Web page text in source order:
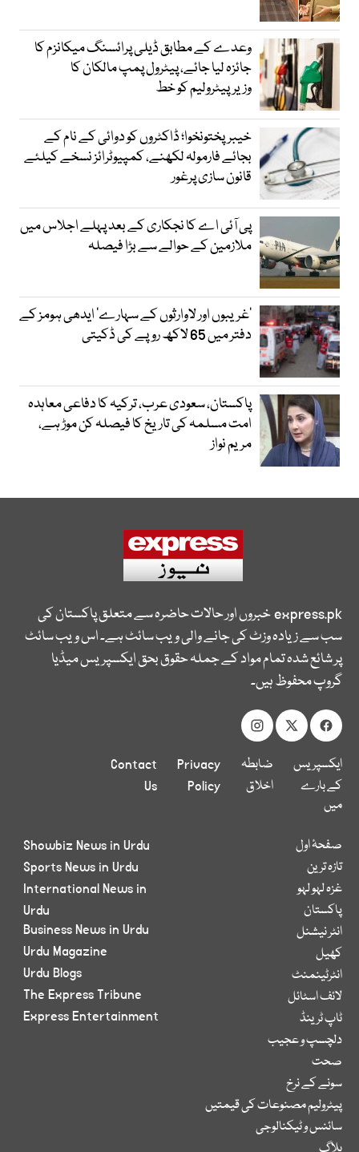
وعدے کے مطابق ڈیلی پرائسنگ میکانزم کا
جائزہ لیا جائے، پیٹرول پمپ مالکان کا
وزیرپیٹرولیم کو خط
خیبرپختونخوا؛ ڈاکٹروں کو دوائی کے نام کے
بجائے فارمولہ لکھنے، کمپیوٹرائز نسخے کیلئے
قانون سازی پرغور
پی آئی اے کا نجکاری کے بعد پہلے اجلاس میں
ملازمین کے حوالے سے بڑا فیصلہ
’غریبوں اور لاوارثوں کے سہارے‘ ایدھی ہومز کے
دفتر میں 65 لاکھ روپے کی ڈکیتی
پاکستان، سعودی عرب، ترکیہ کا دفاعی معاہدہ
امت مسلمہ کی تاریخ کا فیصلہ کن موڑ ہے،
مریم نواز
express.pkخبروں اور حالات حاضرہ سے متعلق پاکستان کی
سب سے زیادہ وزٹ کی جانے والی ویب سائٹ ہے۔ اس ویب سائٹ
پر شائع شدہ تمام مواد کے جملہ حقوق بحق ایکسپریس میڈیا
گروپ محفوظ ہیں۔
ایکسپریس
کے بارے
میں
ضابطہ
اخلاق
Privacy
Policy
Contact
Us
صفحۂ اول
تازہ ترین
غزہ لہو لہو
پاکستان
انٹر نیشنل
کھیل
انٹرٹینمنٹ
لائف اسٹائل
ٹاپ ٹرینڈ
دلچسپ و عجیب
صحت
سونے کے نرخ
پیٹرولیم مصنوعات کی قیمتیں
سائنس و ٹیکنالوجی
Showbiz News in Urdu
Sports News in Urdu
International News in
Urdu
Business News in Urdu
Urdu Magazine
Urdu Blogs
The Express Tribune
Express Entertainment